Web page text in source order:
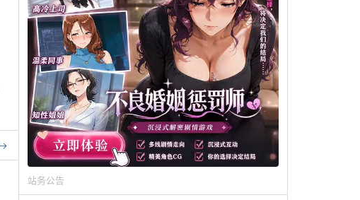
站务公告